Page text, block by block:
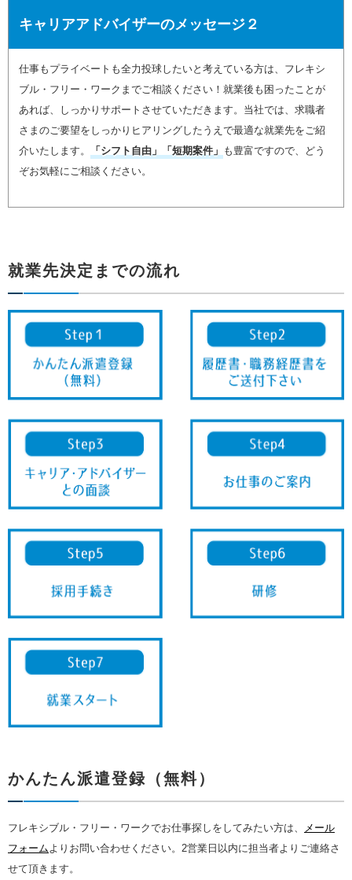
キャリアアドバイザーのメッセージ２
仕事もプライベートも全力投球したいと考えている方は、フレキシ
ブル・フリー・ワークまでご相談ください！就業後も困ったことが
あれば、しっかりサポートさせていただきます。当社では、求職者
さまのご要望をしっかりヒアリングしたうえで最適な就業先をご紹
介いたします。
「シフト自由」「短期案件」 も豊富ですので、どう
ぞお気軽にご相談ください。
就業先決定までの流れ
かんたん派遣登録（無料）
フレキシブル・フリー・ワークでお仕事探しをしてみたい方は、
メール
フォーム よりお問い合わせください。2営業日以内に担当者よりご連絡さ
せて頂きます。